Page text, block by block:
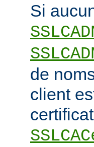
Si
de
client